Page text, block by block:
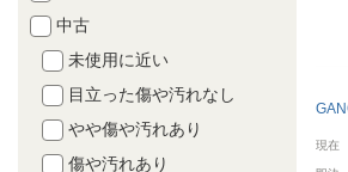
中古
未使用に近い
目立った傷や汚れなし
やや傷や汚れあり
傷や汚れあり
現在